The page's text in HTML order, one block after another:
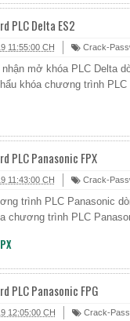
PLC Delta ES2
11:55:00 CH Crack-
mở khóa PLC Delta
khóa chương trình PLC
PLC Panasonic FPX
11:43:00 CH Crack-
trình PLC Panasonic
chương trình PLC
PLC Panasonic FPG
12:05:00 CH Crack-